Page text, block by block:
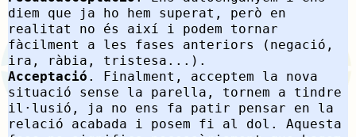
diem que ja ho hem superat, però en
realitat no és així i podem tornar
fàcilment a les fases anteriors (negació,
ira, ràbia, tristesa...).
Acceptació . Finalment, acceptem la nova
situació sense la parella, tornem a tindre
il·lusió, ja no ens fa patir pensar en la
relació acabada i posem fi al dol. Aquesta